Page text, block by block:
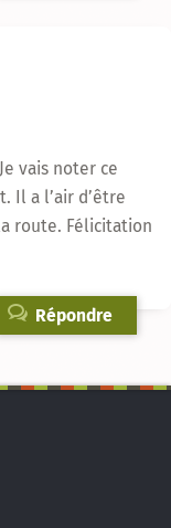
vais noter ce
Il a l’air d’être
route. Félicitation
Répondre